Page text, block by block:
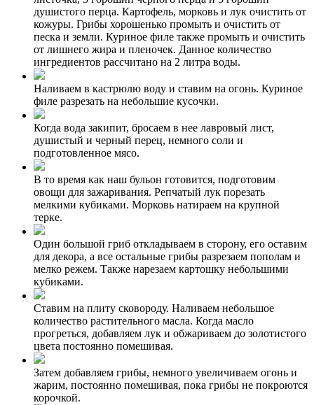
душистого перца. Картофель, морковь и лук очистить от
кожуры. Грибы хорошенько промыть и очистить от
песка и земли. Куриное филе также промыть и очистить
от лишнего жира и пленочек. Данное количество
ингредиентов рассчитано на 2 литра воды.
Наливаем в кастрюлю воду и ставим на огонь. Куриное
филе разрезать на небольшие кусочки.
Когда вода закипит, бросаем в нее лавровый лист,
душистый и черный перец, немного соли и
подготовленное мясо.
В то время как наш бульон готовится, подготовим
овощи для зажаривания. Репчатый лук порезать
мелкими кубиками. Морковь натираем на крупной
терке.
Один большой гриб откладываем в сторону, его оставим
для декора, а все остальные грибы разрезаем пополам и
мелко режем. Также нарезаем картошку небольшими
кубиками.
Ставим на плиту сковороду. Наливаем небольшое
количество растительного масла. Когда масло
прогреться, добавляем лук и обжариваем до золотистого
цвета постоянно помешивая.
Затем добавляем грибы, немного увеличиваем огонь и
жарим, постоянно помешивая, пока грибы не покроются
корочкой.